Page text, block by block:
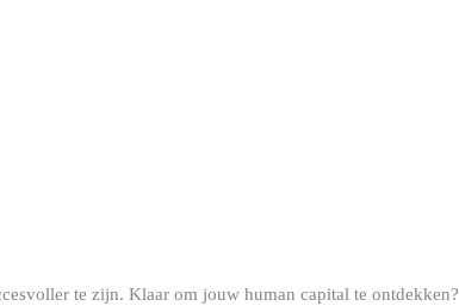
te zijn. Klaar om jouw human capital te ontdekken?